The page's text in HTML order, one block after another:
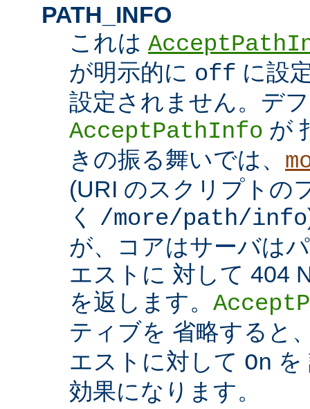
PATH_INFO
これは
が明示的に off に設
設定されません。デ
AcceptPathInfo が
きの振る舞いでは、
(URI のスクリプトの
く /more/path/info
が、コアはサーバは
エストに 対して 404
を返します。
ティブを 省略すると
エストに対して On を
効果になります。